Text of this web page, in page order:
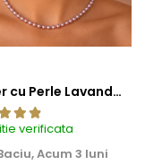
Colier cu Perle Lavanda la Baza Gatului, de 4-5 mm, Perle Rare, Calitate AAA+, Aur 14K | KASKADDA®
verificata
Acum 3 luni